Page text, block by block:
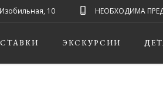
10 НЕОБХОДИМА
ЭКСКУРСИИ